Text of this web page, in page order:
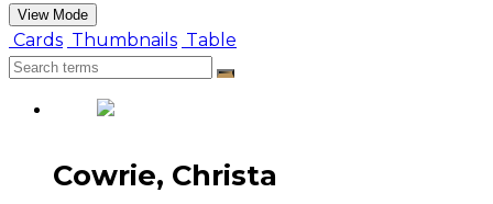
View Mode
Cards Thumbnails Table
Cowrie, Christa